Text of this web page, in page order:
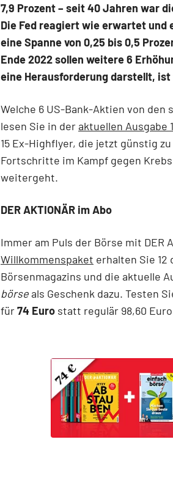
7,9 Prozent – seit 40 Jahren war
Die Fed reagiert wie erwartet und
eine Spanne von 0,25 bis 0,5
Ende 2022 sollen weitere 6
eine Herausforderung darstellt,
Welche 6 US-Bank-Aktien von
lesen Sie in deraktuellen Ausgabe
15 Ex-Highflyer, die jetzt günstig
Fortschritte im Kampf gegen
weitergeht.
DER AKTIONÄR im Abo
Immer am Puls der Börse mit DER
Willkommenspaket erhalten Sie
Börsenmagazins und die aktuelle
börseals Geschenk dazu. Testen
für74 Euro statt regulär 98,60